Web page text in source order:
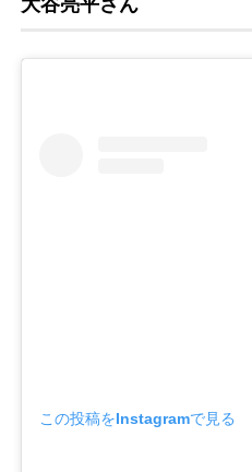
この投稿をInstagramで見る